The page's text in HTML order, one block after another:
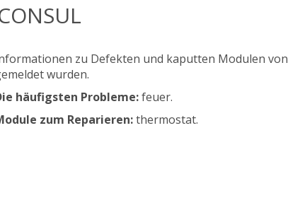
zu Defekten und kaputten Modulen
wurden.
häufigsten Probleme:feuer.
zum Reparieren:thermostat.